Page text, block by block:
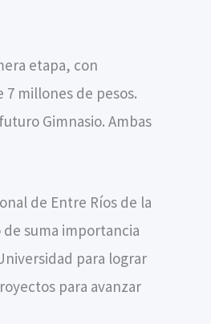
etapa, con
millones de pesos.
Gimnasio. Ambas
de Entre Ríos de la
suma importancia
para lograr
para avanzar